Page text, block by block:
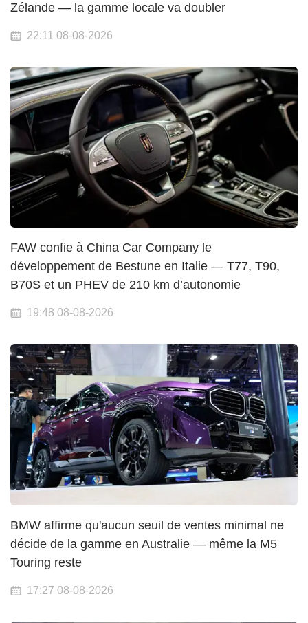
Zélande — la gamme locale va doubler
22:11 08-08-2026
FAW confie à China Car Company le
développement de Bestune en Italie — T77, T90,
B70S et un PHEV de 210 km d’autonomie
19:48 08-08-2026
BMW affirme qu'aucun seuil de ventes minimal ne
décide de la gamme en Australie — même la M5
Touring reste
17:27 08-08-2026